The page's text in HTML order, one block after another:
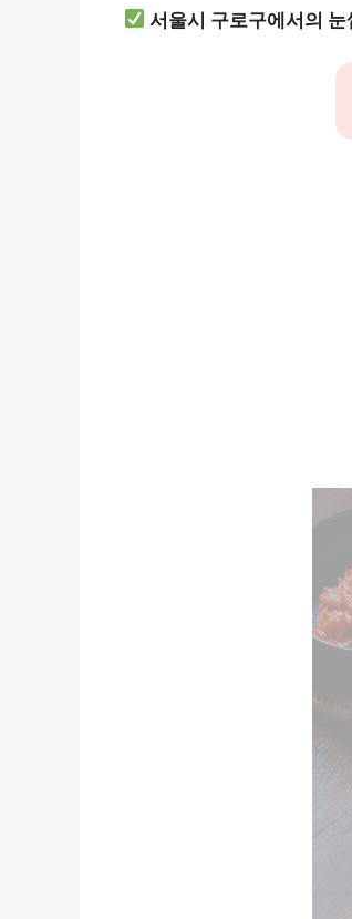
서울시 구로구에서의